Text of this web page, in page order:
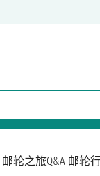
邮轮之旅Q&A 邮轮